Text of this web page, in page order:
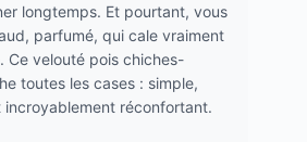
longtemps. Et pourtant, vous
parfumé, qui cale vraiment
Ce velouté pois chiches-
toutes les cases : simple,
réconfortant.